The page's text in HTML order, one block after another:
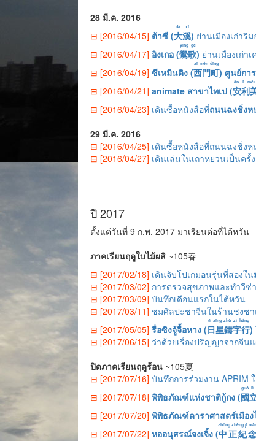
28 มี.ค. 2016
⊟ [2016/04/15] ต้าซี (大溪
dà xī
) ย่านเมืองเก่าริ
⊟ [2016/04/17] อิงเกอ (鶯歌
yīng gē
) ย่านเมืองเก่า
⊟ [2016/04/19] ซีเหมินติง (西門町
xī mén dīng
) ศูนย์กา
⊟ [2016/04/21] animate สาขาไทเป (安利
ān lì
⊟ [2016/04/23] เดินซื้อหนังสือที่ถนนฉงชิ่งห
29 มี.ค. 2016
⊟ [2016/04/25] เดินซื้อหนังสือที่ถนนฉงชิ่ง
⊟ [2016/04/27] เดินเล่นในเถาหยวนเป็นค
ปี 2017
ตั้งแต่วันที่ 9 ก.พ. 2017 มาเรียนต่อที่ไต้หวัน
ภาคเรียนฤดูใบไม้ผลิ ~105春
⊟ [2017/02/18] เดินจับโปเกมอนรุ่นที่สองใน
⊟ [2017/03/02] การตรวจสุขภาพและทำวีซ่
⊟ [2017/03/09] บันทึกเดือนแรกในไต้หวัน
⊟ [2017/03/11] ชมศิลปะชาจีนในร้านชงช
⊟ [2017/05/05] รื่อซิงจู้จื้อหาง (日星鑄字行
rì xīng zhù zì háng
)
⊟ [2017/06/15] ว่าด้วยเรื่องปริญญาจากจี
ปิดภาคเรียนฤดูร้อน ~105夏
⊟ [2017/07/16] บันทึกการร่วมงาน APRIM
⊟ [2017/07/18] พิพิธภัณฑ์แห่งชาติกู้กง (國
guó lì
⊟ [2017/07/20] พิพิธภัณฑ์ดาราศาสตร์เมือง
⊟ [2017/07/22] หออนุสรณ์จงเจิ้ง (中正紀
zhōng zhèng jì